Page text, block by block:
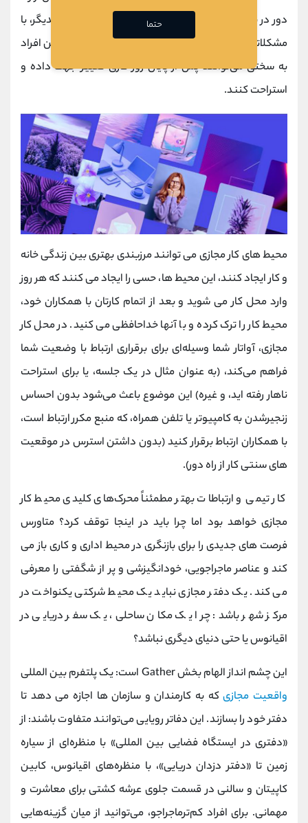
دور در بریتانیا، در تفکیک محیط خانه و زندگی کاری از یکدیگر، با
مشکلاتی روبرو هستند، به طوری که بیش از یک چهارم این افراد
به سختی می‌توانند پس از پایان روز کاری تغییر جهت داده و
استراحت کنند.
محیط های کار مجازی می توانند مرزبندی بهتری بین زندگی خانه
و کار ایجاد کنند، این محیط ها، حسی را ایجاد می کنند که هر روز
وارد محل کار می شوید و بعد از اتمام کارتان با همکاران خود،
محیط کار را ترک کرده و با آنها خداحافظی می کنید. در محل کار
مجازی، آواتار شما وسیله‌ای برای برقراری ارتباط با وضعیت شما
فراهم می‌کند، (به عنوان مثال در یک جلسه، یا برای استراحت
ناهار رفته‌ اید، و غیره) این موضوع باعث می‌شود بدون احساس
زنجیرشدن به کامپیوتر یا تلفن همراه، که منبع مکرر ارتباط است،
با همکاران ارتباط برقرار کنید (بدون داشتن استرس در موقعیت
های سنتی کار از راه دور).
کار تیمی و ارتباطات بهتر مطمئناً محرک‌های کلیدی محیط کار
مجازی خواهد بود اما چرا باید در اینجا توقف کرد؟ متاورس
فرصت های جدیدی را برای بازنگری در محیط اداری و کاری باز می
کند و عناصر ماجراجویی، خودانگیزشی و پر از شگفتی را معرفی
می کند. یک دفتر مجازی نباید یک محیط شرکتی یکنواخت در
مرکز شهر باشد: چرا یک مکان ساحلی، یک سفر دریایی در
اقیانوس یا حتی دنیای دیگری نباشد؟
این چشم انداز الهام بخش Gather است: یک پلتفرم بین المللی
واقعیت مجازیکه به کارمندان و سازمان ها اجازه می دهد تا
دفتر خود را بسازند. این دفاتر رویایی می‌توانند متفاوت باشند: از
«دفتری در ایستگاه فضایی بین المللی» با منظره‌ای از سیاره
زمین تا «دفتر دزدان دریایی»، با منظره‌های اقیانوس، کابین
کاپیتان و سالنی در قسمت جلوی عرشه کشتی برای معاشرت و
مهمانی. برای افراد کم‌ترماجراجو، می‌توانید از میان گزینه‌هایی
حتما